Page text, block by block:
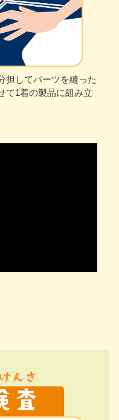
担してパーツを縫った
て1着の製品に組み立